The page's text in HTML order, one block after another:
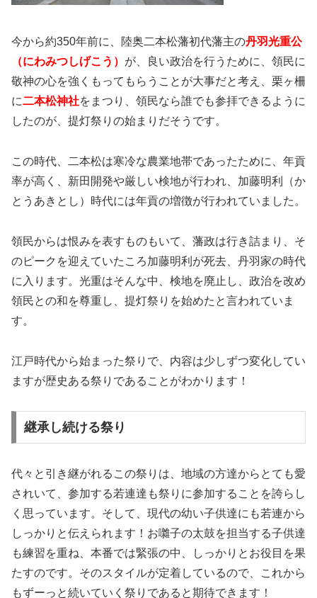
今から約350年前に、陸奥二本松藩初代藩主の丹羽光重公
（にわみつしげこう） が、良い政治を行うために、領民に
敬神の心を強くもってもらうことが大事だと考え、栗ヶ柵
に二本松神社をまつり、領民なら誰でも参拝できるように
したのが、提灯祭りの始まりだそうです。
この時代、二本松は寒冷な農業地帯であったために、年貢
率が高く、新田開発や厳しい検地が行われ、加藤明利（か
とうあきとし）時代には年貢の増徴が行われていました。
領民からは恨みを表すものもいて、藩政は行き詰まり、そ
のピークを迎えていたころ加藤明利が死去、丹羽家の時代
に入ります。光重はそんな中、検地を廃止し、政治を改め
領民との和を尊重し、提灯祭りを始めたと言われていま
す。
江戸時代から始まった祭りで、内容は少しずつ変化してい
ますが歴史ある祭りであることがわかります！
継承し続ける祭り
代々と引き継がれるこの祭りは、地域の方達からとても愛
されいて、参加する若連達も祭りに参加することを誇らし
く思っています。そして、現代の幼い子供達にも若連から
しっかりと伝えられます！お囃子の太鼓を担当する子供達
も練習を重ね、本番では緊張の中、しっかりとお役目を果
たすのです。そのスタイルが定着しているので、これから
もずーっと続いていく祭りであると期待できます！